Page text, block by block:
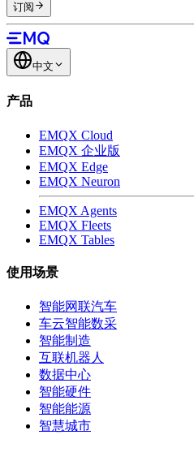
订阅
中文
产品
EMQX Cloud
EMQX 企业版
EMQX Edge
EMQX Neuron
EMQX Agents
EMQX Fleets
EMQX Tables
使用场景
智能网联汽车
车云智能数采
智能制造
互联机器人
数据中心
智能硬件
智能能源
智慧城市